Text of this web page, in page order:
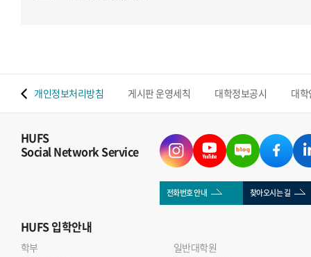
개인정보처리방침 게시판 운영세칙 대학정보공시 대
HUFS
Social Network Service
전화번호 안내 찾아오시는 길
HUFS입학안내
학부
일반대학원